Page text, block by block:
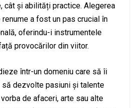
cât și abilități practice. Alegerea
a fost un pas crucial în
oferindu-i instrumentele
provocărilor din viitor.
într-un domeniu care să îi
dezvolte pasiuni și talente
de afaceri, arte sau alte